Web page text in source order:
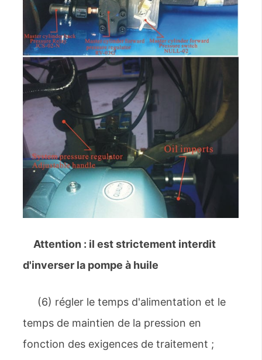
Attention : il est strictement interdit
d'inverser la pompe à huile
(6) régler le temps d'alimentation et le
temps de maintien de la pression en
fonction des exigences de traitement ;